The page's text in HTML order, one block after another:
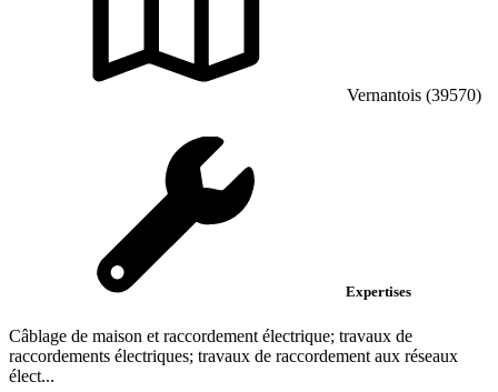
Vernantois (39570)
Expertises
Câblage de maison et raccordement électrique; travaux de
raccordements électriques; travaux de raccordement aux réseaux
élect...